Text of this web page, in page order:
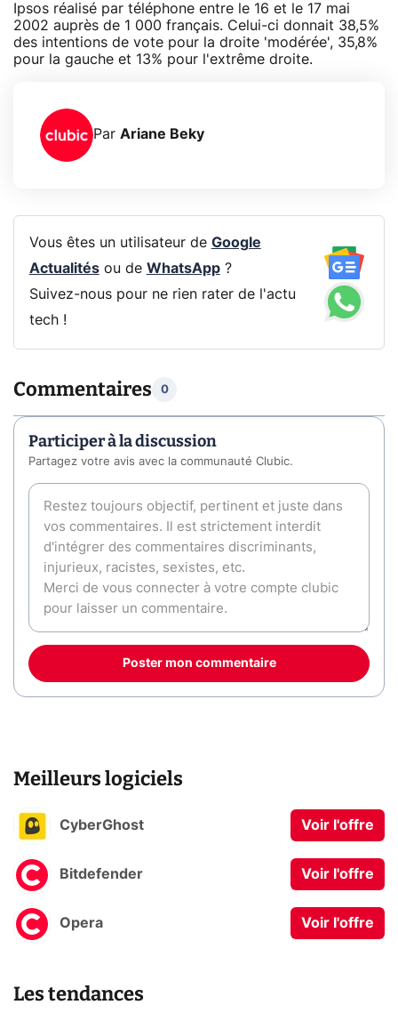
Ipsos réalisé par téléphone entre le 16 et le 17 mai
2002 auprès de 1 000 français. Celui-ci donnait 38,5%
des intentions de vote pour la droite 'modérée', 35,8%
pour la gauche et 13% pour l'extrême droite.
Par Ariane Beky
Vous êtes un utilisateur de Google
Actualitésou de WhatsApp?
Suivez-nous pour ne rien rater de l'actu
tech !
Commentaires 0
Participer à la discussion
Partagez votre avis avec la communauté Clubic.
Poster mon commentaire
Meilleurs logiciels
CyberGhost Voir l'offre
Bitdefender Voir l'offre
Opera Voir l'offre
Les tendances